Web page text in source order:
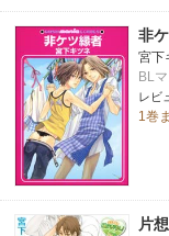
非
宮下
BL
レビ
1巻
片